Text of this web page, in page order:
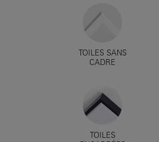
TOILES SANS
CADRE
TOILES